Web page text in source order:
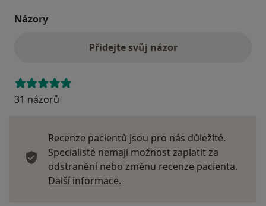
Názory
Přidejte svůj názor
31 názorů
Recenze pacientů jsou pro nás důležité.
Specialisté nemají možnost zaplatit za
odstranění nebo změnu recenze pacienta.
Další informace.